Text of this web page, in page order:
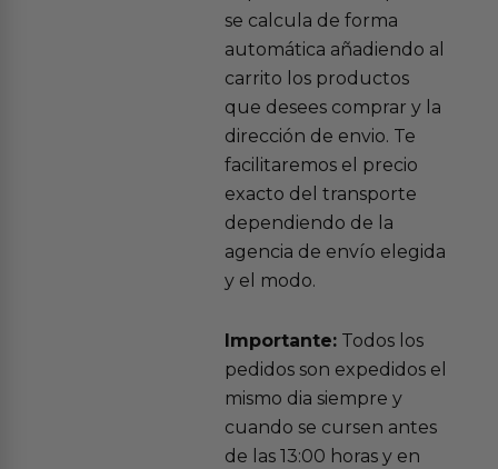
se calcula de forma
automática añadiendo al
carrito los productos
que desees comprar y la
dirección de envio. Te
facilitaremos el precio
exacto del transporte
dependiendo de la
agencia de envío elegida
y el modo.
Importante:Todos los
pedidos son expedidos el
mismo dia siempre y
cuando se cursen antes
de las 13:00 horas y en